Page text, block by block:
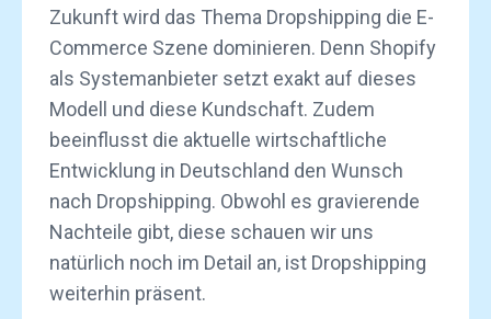
Zukunft wird das Thema Dropshipping die E-
Commerce Szene dominieren. Denn Shopify
als Systemanbieter setzt exakt auf dieses
Modell und diese Kundschaft. Zudem
beeinflusst die aktuelle wirtschaftliche
Entwicklung in Deutschland den Wunsch
nach Dropshipping. Obwohl es gravierende
Nachteile gibt, diese schauen wir uns
natürlich noch im Detail an, ist Dropshipping
weiterhin präsent.